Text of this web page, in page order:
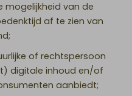
mogelijkheid van de
af te zien van
of rechtspersoon
digitale inhoud en/of
aanbiedt;